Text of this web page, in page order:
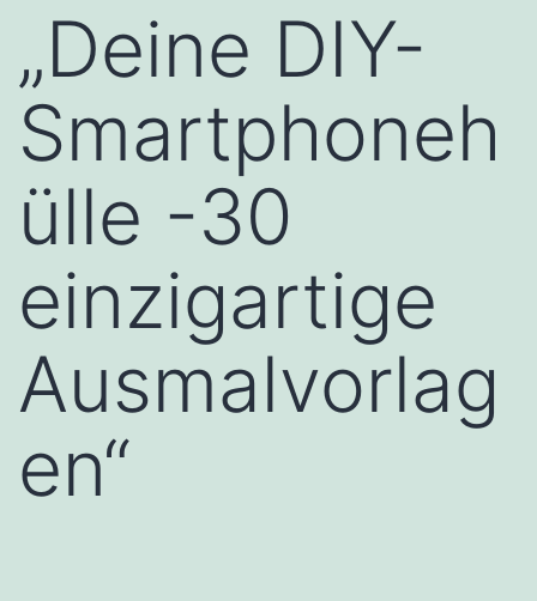
„Deine DIY-
Smartphoneh
ülle -30
einzigartige
Ausmalvorlag
en“